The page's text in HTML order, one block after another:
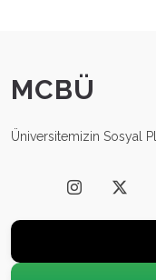
MCBÜ
Üniversitemizin Sosyal